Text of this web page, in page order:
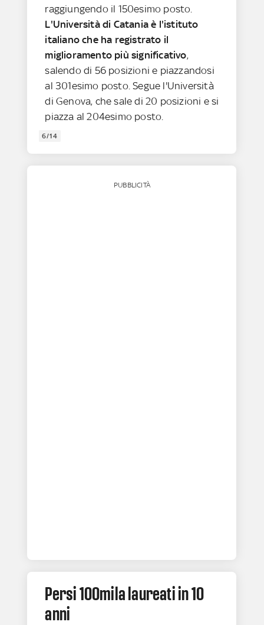
raggiungendo il 150esimo posto.
L'Università di Catania è l'istituto
italiano che ha registrato il
miglioramento più significativo,
salendo di 56 posizioni e piazzandosi
al 301esimo posto. Segue l'Università
di Genova, che sale di 20 posizioni e si
piazza al 204esimo posto.
6/14
PUBBLICITÀ
Persi 100mila laureati in 10
anni